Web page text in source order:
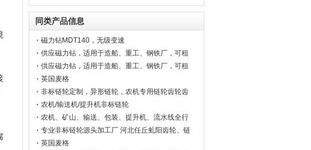
同类产品信息
磁力钻MDT140，无级变速
供应磁力钻，适用于造船、重工、钢铁厂，可租
赁
供应磁力钻，适用于造船、重工、钢铁厂，可租
赁
英国麦格
非标链轮定制，异形链轮，农机专用链轮齿轮齿
条
农机/输送机/提升机非标链轮
农机、矿山、输送、包装、提升机、流水线全行
业链轮齿轮加工
专业非标链轮源头加工厂 河北任丘虬阳齿轮、链
轮
英国麦格